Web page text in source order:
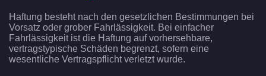
Haftung besteht nach den gesetzlichen Bestimmungen bei
Vorsatz oder grober Fahrlässigkeit. Bei einfacher
Fahrlässigkeit ist die Haftung auf vorhersehbare,
vertragstypische Schäden begrenzt, sofern eine
wesentliche Vertragspflicht verletzt wurde.